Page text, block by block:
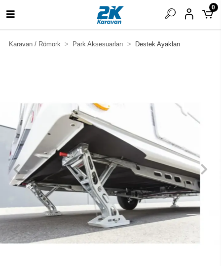
0
Karavan / Römork Park Aksesuarları Destek Ayakları